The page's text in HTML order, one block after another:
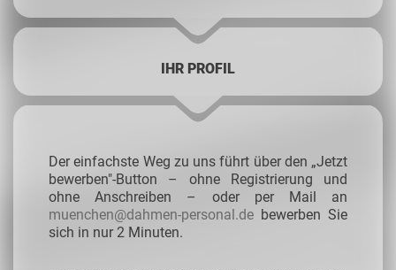
IHR PROFIL
Der einfachste Weg zu uns führt über den „Jetzt
bewerben"-Button – ohne Registrierung und
ohne Anschreiben – oder per Mail an
muenchen@dahmen-personal.de bewerben Sie
sich in nur 2 Minuten.